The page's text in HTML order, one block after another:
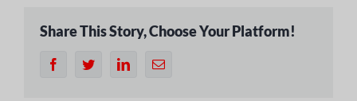
Share This Story, Choose Your Platform!
ツ
リ
電